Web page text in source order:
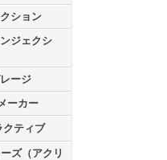
ション
ジェクシ
ージ
ーカー
クティブ
ズ（アクリ